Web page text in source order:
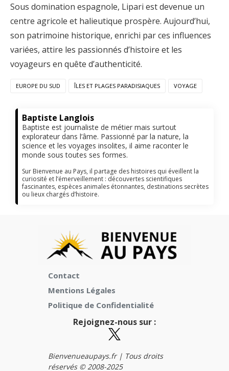
Sous domination espagnole, Lipari est devenue un
centre agricole et halieutique prospère. Aujourd’hui,
son patrimoine historique, enrichi par ces influences
variées, attire les passionnés d’histoire et les
voyageurs en quête d’authenticité.
EUROPE DU SUD ÎLES ET PLAGES PARADISIAQUES VOYAGE
Baptiste Langlois
Baptiste est journaliste de métier mais surtout
explorateur dans l’âme. Passionné par la nature, la
science et les voyages insolites, il aime raconter le
monde sous toutes ses formes.
Sur Bienvenue au Pays, il partage des histoires qui éveillent la
curiosité et l’émerveillement : découvertes scientifiques
fascinantes, espèces animales étonnantes, destinations secrètes
ou lieux chargés d’histoire.
Contact
Mentions Légales
Politique de Confidentialité
Rejoignez-nous sur :
Bienvenueaupays.fr | Tous droits
réservés © 2008-2025